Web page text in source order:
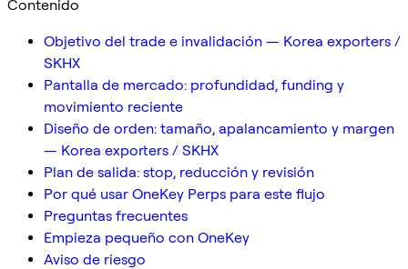
Contenido
Objetivo del trade e invalidación — Korea exporters /
SKHX
Pantalla de mercado: profundidad, funding y
movimiento reciente
Diseño de orden: tamaño, apalancamiento y margen
— Korea exporters / SKHX
Plan de salida: stop, reducción y revisión
Por qué usar OneKey Perps para este flujo
Preguntas frecuentes
Empieza pequeño con OneKey
Aviso de riesgo